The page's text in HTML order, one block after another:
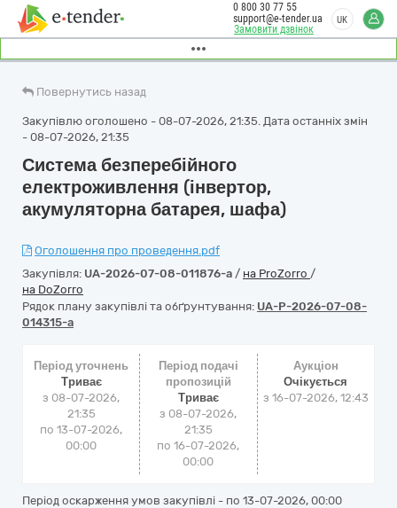
Замовити дзвінок
0 800 30 77 55
support@e-tender.ua
UK
Повернутись назад
Закупівлю оголошено - 08-07-2026, 21:35. Дата останніх змін
- 08-07-2026, 21:35
Система безперебійного
електроживлення (інвертор,
акумуляторна батарея, шафа)
Оголошення про проведення.pdf
Закупівля: UA-2026-07-08-011876-a / на ProZorro /
на DoZorro
Рядок плану закупівлі та обґрунтування: UA-P-2026-07-08-
014315-a
Період уточнень
Триває
з 08-07-2026,
21:35
по 13-07-2026,
00:00
Період подачі
пропозицій
Триває
з 08-07-2026,
21:35
по 16-07-2026,
00:00
Аукціон
Очікується
з 16-07-2026, 12:43
Період оскарження умов закупівлі - по 13-07-2026, 00:00